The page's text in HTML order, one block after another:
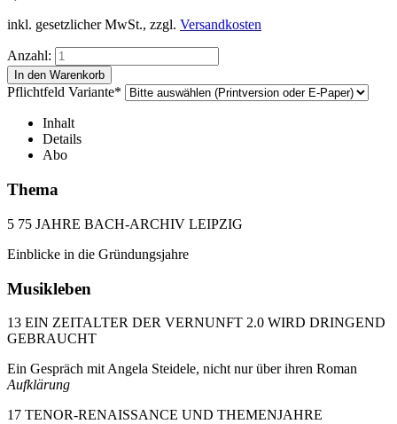
inkl. gesetzlicher MwSt., zzgl. Versandkosten
Anzahl:
Pflichtfeld Variante*
Inhalt
Details
Abo
Thema
5 75 JAHRE BACH-ARCHIV LEIPZIG
Einblicke in die Gründungsjahre
Musikleben
13 EIN ZEITALTER DER VERNUNFT 2.0 WIRD DRINGEND
GEBRAUCHT
Ein Gespräch mit Angela Steidele, nicht nur über ihren Roman
Aufklärung
17 TENOR-RENAISSANCE UND THEMENJAHRE